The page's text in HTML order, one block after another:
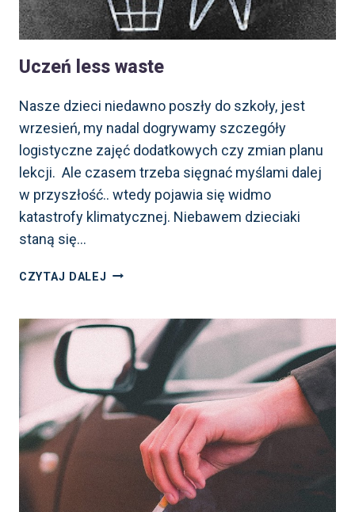
Uczeń less waste
Nasze dzieci niedawno poszły do szkoły, jest
wrzesień, my nadal dogrywamy szczegóły
logistyczne zajęć dodatkowych czy zmian planu
lekcji. Ale czasem trzeba sięgnać myślami dalej
w przyszłość.. wtedy pojawia się widmo
katastrofy klimatycznej. Niebawem dzieciaki
staną się…
CZYTAJ DALEJ UCZEŃ